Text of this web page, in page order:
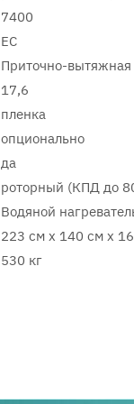
7400
EC
Приточно-вытяжная
17,6
пленка
опционально
да
роторный (КПД до
Водяной
223 см x 140 см x
530 кг